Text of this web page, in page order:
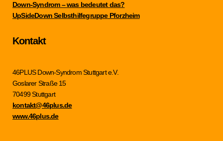
Down-Syndrom – was bedeutet das?
UpSideDown Selbsthilfegruppe Pforzheim
Kontakt
46PLUS Down-Syndrom Stuttgart e.V.
Goslarer Straße 15
70499 Stuttgart
kontakt@46plus.de
www.46plus.de